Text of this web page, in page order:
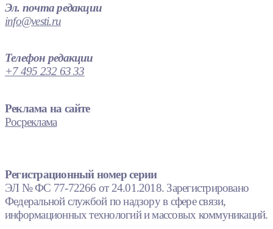
Эл. почта редакции
info@vesti.ru
Телефон редакции
+7 495 232 63 33
Реклама на сайте
Росреклама
Регистрационный номер серии
ЭЛ № ФС 77-72266 от 24.01.2018. Зарегистрировано
Федеральной службой по надзору в сфере связи,
информационных технологий и массовых коммуникаций.